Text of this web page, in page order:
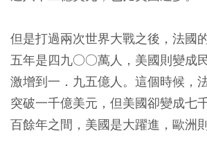
但是打過兩次世界大戰之後，法國
五年是四九○○萬人，美國則變成
激增到一．九五億人。這個時候，
突破一千億美元，但美國卻變成七
百餘年之間，美國是大躍進，歐洲